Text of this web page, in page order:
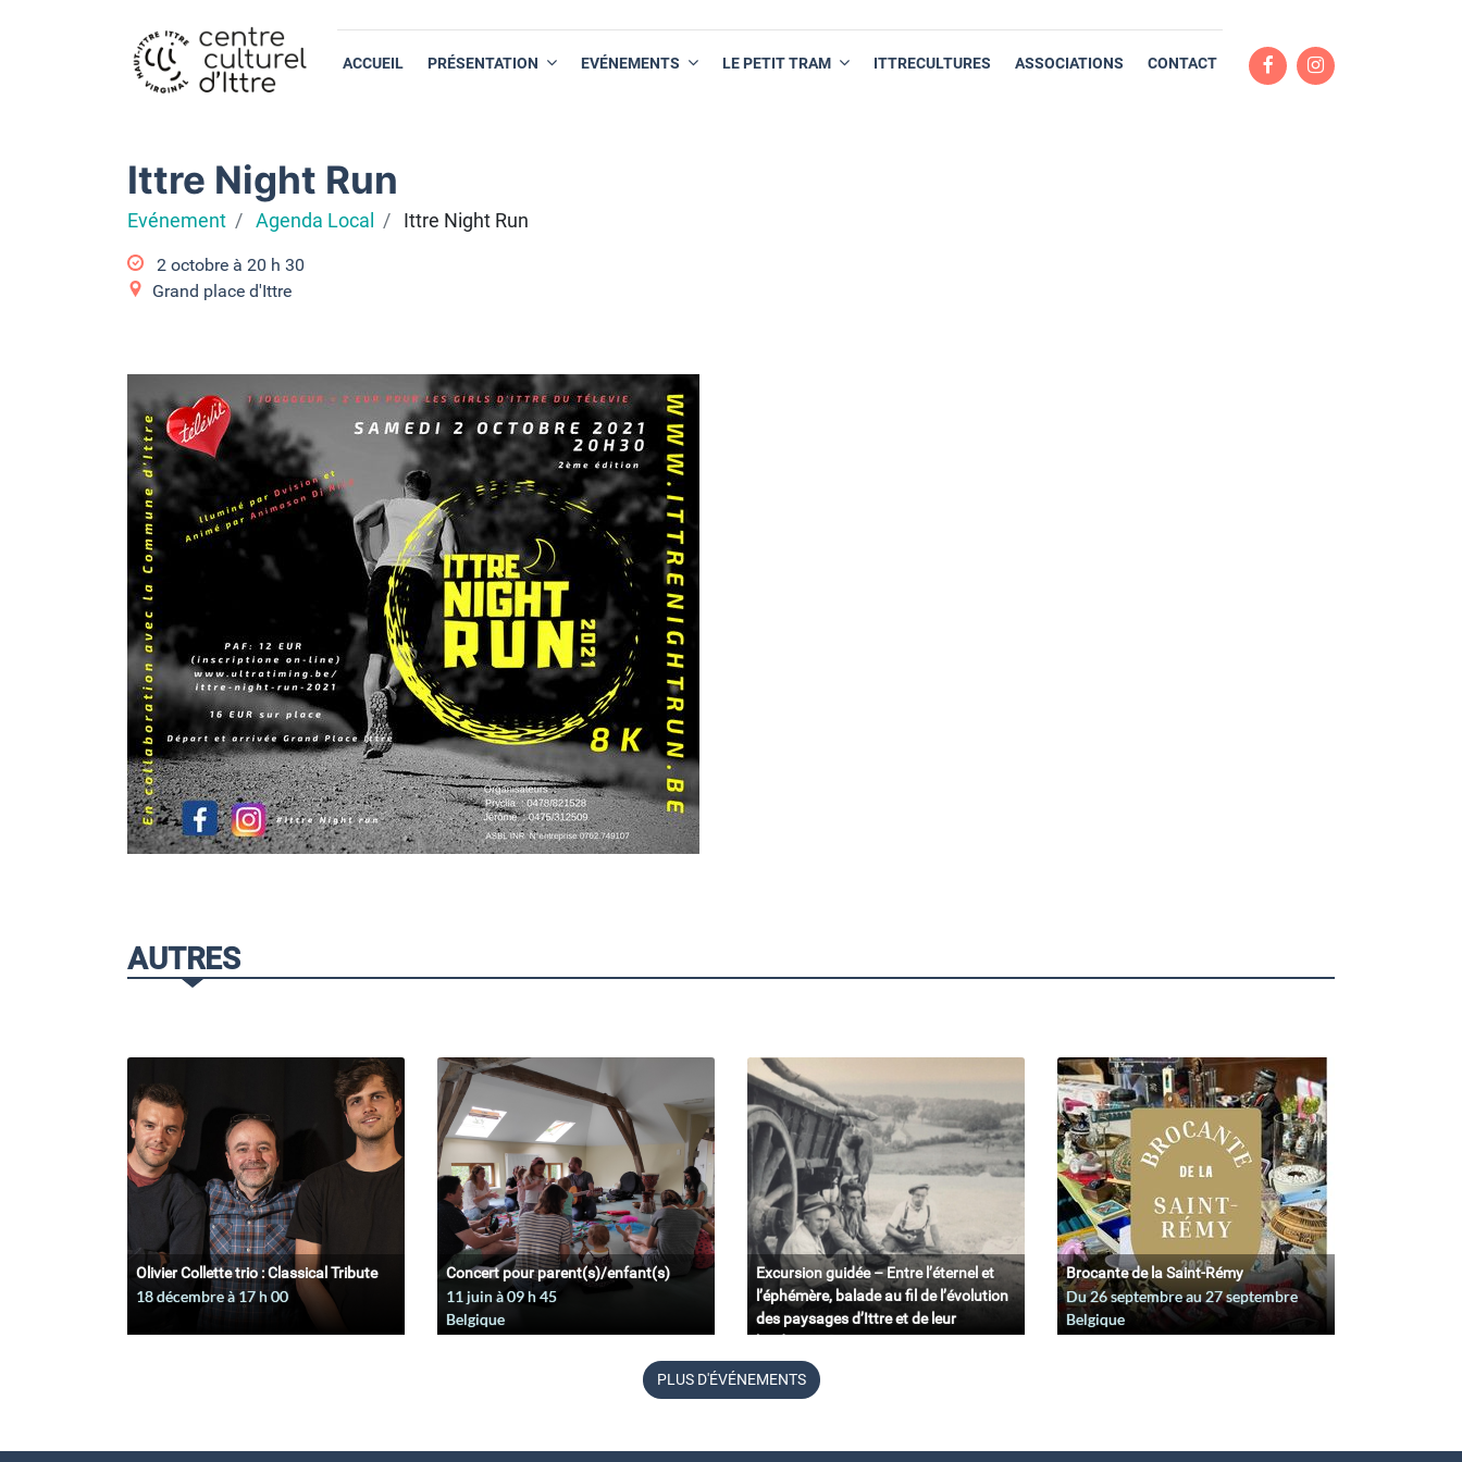
ACCUEIL PRÉSENTATION EVÉNEMENTS LE PETIT TRAM ITTRECULTURES ASSOCIATIONS CONTACT
Ittre Night Run
Evénement Agenda Local Ittre Night Run
2 octobre à 20 h 30
Grand place d'Ittre
AUTRES
Olivier Collette trio : Classical Tribute
18 décembre à 17 h 00
Concert pour parent(s)/enfant(s)
11 juin à 09 h 45
Belgique
Excursion guidée – Entre l’éternel et
l’éphémère, balade au fil de l’évolution
des paysages d’Ittre et de leur
11 juin à 09
Belgique
Brocante de la Saint-Rémy
Du26 septembreau27 septembre
Belgique
PLUS D'ÉVÉNEMENTS